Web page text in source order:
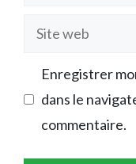
Site
Enregistrer
dans le
commentaire.